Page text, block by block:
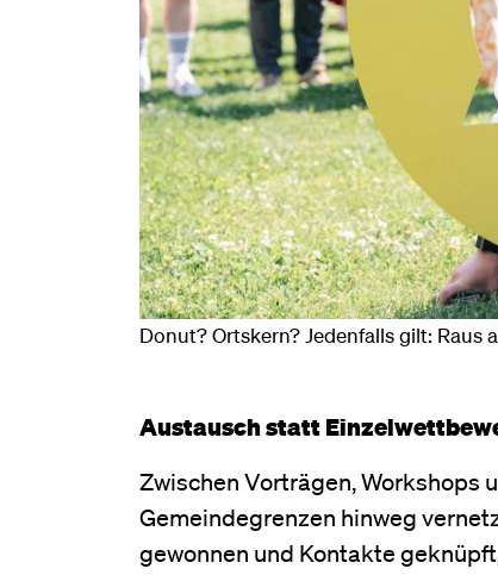
Donut? Ortskern? Jedenfalls gilt: Raus
Austausch statt
Zwischen Vorträgen, Workshops
Gemeindegrenzen hinweg
gewonnen und Kontakte